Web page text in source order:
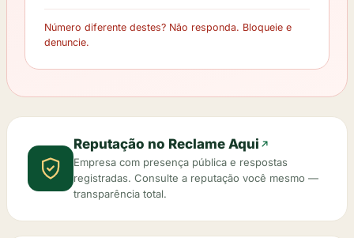
Número diferente destes? Não responda. Bloqueie e
denuncie.
Reputação no Reclame Aqui
Empresa com presença pública e respostas
registradas. Consulte a reputação você mesmo —
transparência total.